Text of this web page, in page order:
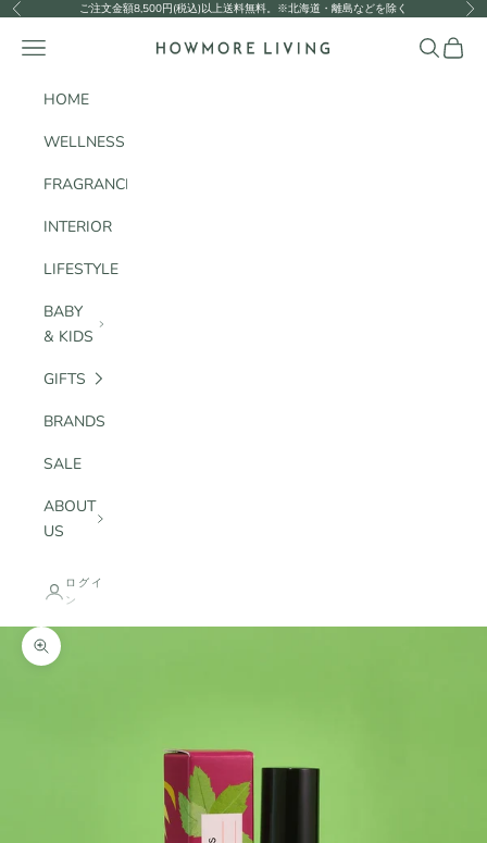
コンテンツへスキップ
前へ ご注文金額8,500円(税込)以上送料無料。※北海道・離島などを除く 次
HOWMORE LIVING
メニュー 検索カート
HOME
WELLNESS
FRAGRANCE
INTERIOR
LIFESTYLE
BABY
& KIDS
GIFTS
BRANDS
SALE
ABOUT
US
ログイ
ン
ズームイン